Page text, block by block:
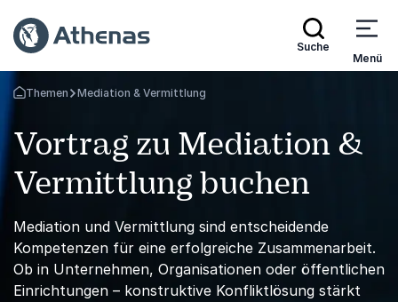
Suche
Menü
Zurück zur Startseite
Themen Mediation & Vermittlung
Vortrag zu Mediation &
Vermittlung buchen
Mediation und Vermittlung sind entscheidende
Kompetenzen für eine erfolgreiche Zusammenarbeit.
Ob in Unternehmen, Organisationen oder öffentlichen
Einrichtungen – konstruktive Konfliktlösung stärkt